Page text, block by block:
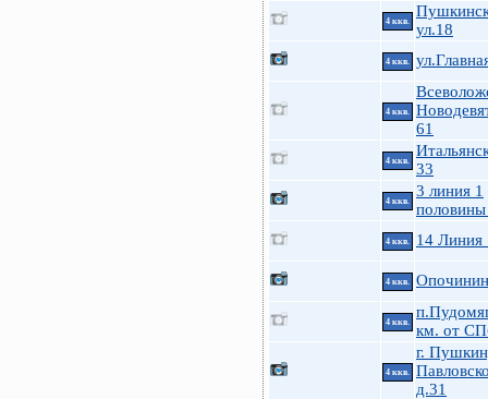
4 ккв.
ул.18
4 ккв.
4 ккв.
61
4 ккв.
33
4 ккв.
3 линия 1
4 ккв. 14 Линия
4 ккв.
4 ккв.
км. от
4 ккв.
г.
д.31